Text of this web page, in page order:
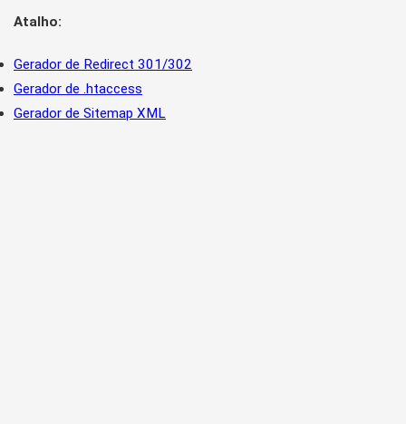
Atalho:
Gerador de Redirect 301/302
Gerador de .htaccess
Gerador de Sitemap XML